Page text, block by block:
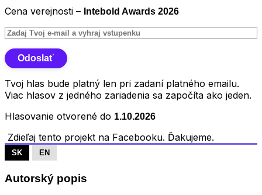
Cena verejnosti – Intebold Awards 2026
Tvoj hlas bude platný len pri zadaní platného emailu.
Viac hlasov z jedného zariadenia sa započíta ako jeden.
Hlasovanie otvorené do 1.10.2026
Zdieľaj tento projekt na Facebooku. Ďakujeme.
SK EN
Autorský popis